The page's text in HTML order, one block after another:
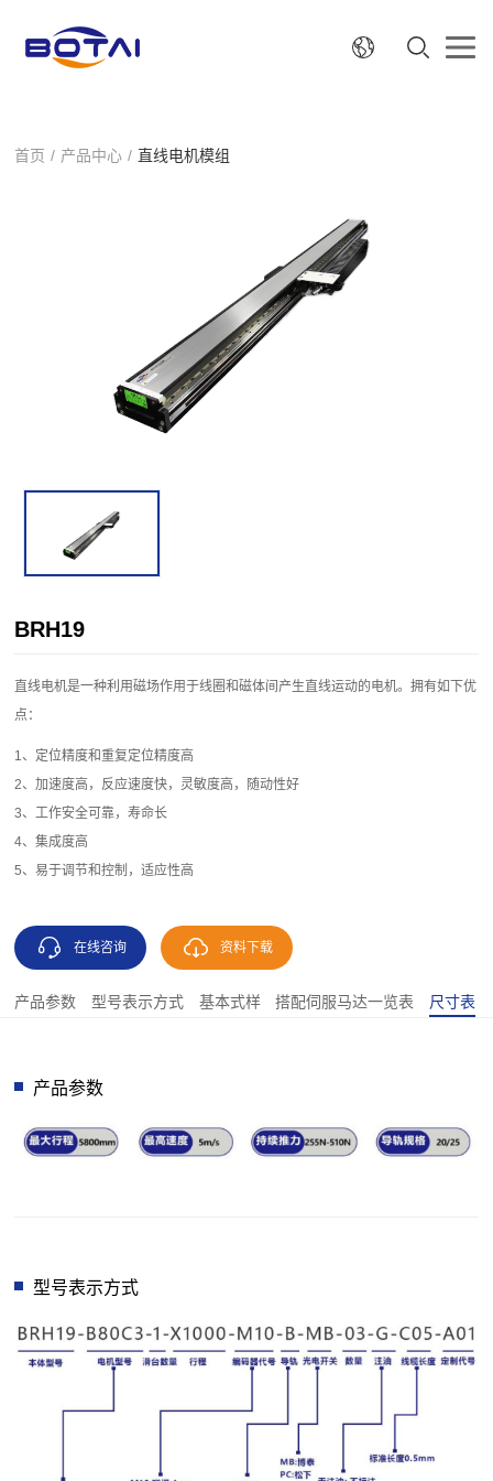
首页 / 产品中心 / 直线电机模组
BRH19
直线电机是一种利用磁场作用于线圈和磁体间产生直线运动的电机。拥有如下优
点：
1、定位精度和重复定位精度高
2、加速度高，反应速度快，灵敏度高，随动性好
3、工作安全可靠，寿命长
4、集成度高
5、易于调节和控制，适应性高
在线咨询 资料下载
产品参数 型号表示方式 基本式样 搭配伺服马达一览表 尺寸表
产品参数
型号表示方式